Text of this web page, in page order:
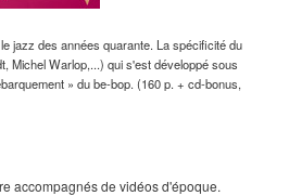
jazz des années quarante. La spécificité du
Michel Warlop,...) qui s'est développé sous
» du be-bop. (160 p. + cd-bonus,
accompagnés de vidéos d'époque.